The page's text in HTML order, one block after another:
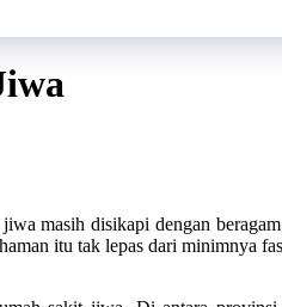
masih disikapi dengan
itu tak lepas dari minimnya